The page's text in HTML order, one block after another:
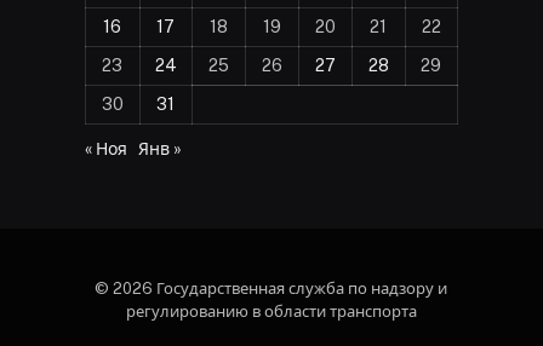
16
17 18 19 20 21
22
23
24 25 26 27 28
29
30
31
« Ноя Янв »
© 2026 Государственная служба по надзору и
регулированию в области транспорта